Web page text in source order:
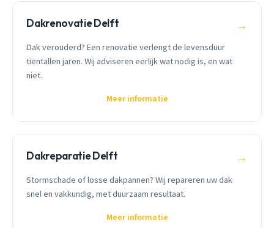
Dakrenovatie Delft →
Dak verouderd? Een renovatie verlengt de levensduur
tientallen jaren. Wij adviseren eerlijk wat nodig is, en wat
niet.
Meer informatie
Dakreparatie Delft →
Stormschade of losse dakpannen? Wij repareren uw dak
snel en vakkundig, met duurzaam resultaat.
Meer informatie